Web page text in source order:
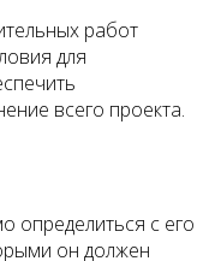
работ
для
всего проекта.
определиться с его
он должен